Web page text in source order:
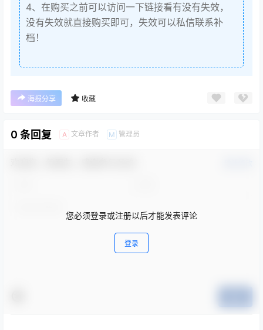
4、在购买之前可以访问一下链接看有没有失效，
没有失效就直接购买即可，失效可以私信联系补
档！
海报分享 收藏
0 条回复 A 文章作者 M 管理员
您必须登录或注册以后才能发表评论
登录